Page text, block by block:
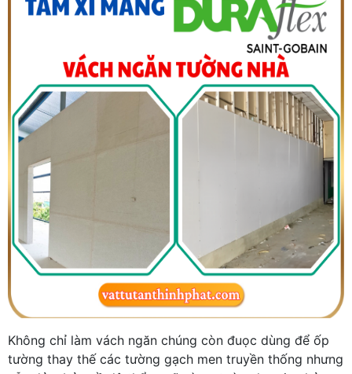
Không chỉ làm vách ngăn chúng còn đuọc dùng để ốp
tường thay thế các tường gạch men truyền thống nhưng